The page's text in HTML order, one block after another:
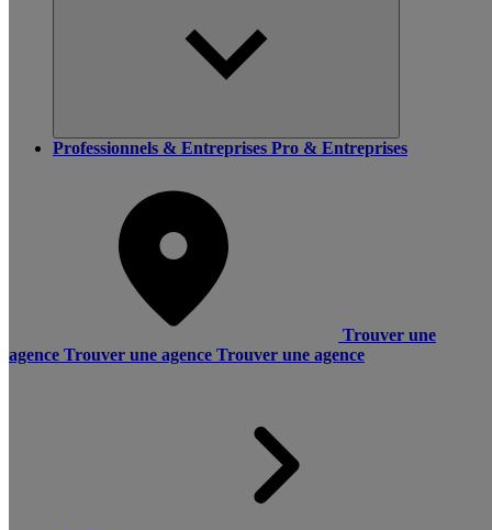
Professionnels & Entreprises Pro & Entreprises
Trouver une
agence Trouver une agence Trouver une agence